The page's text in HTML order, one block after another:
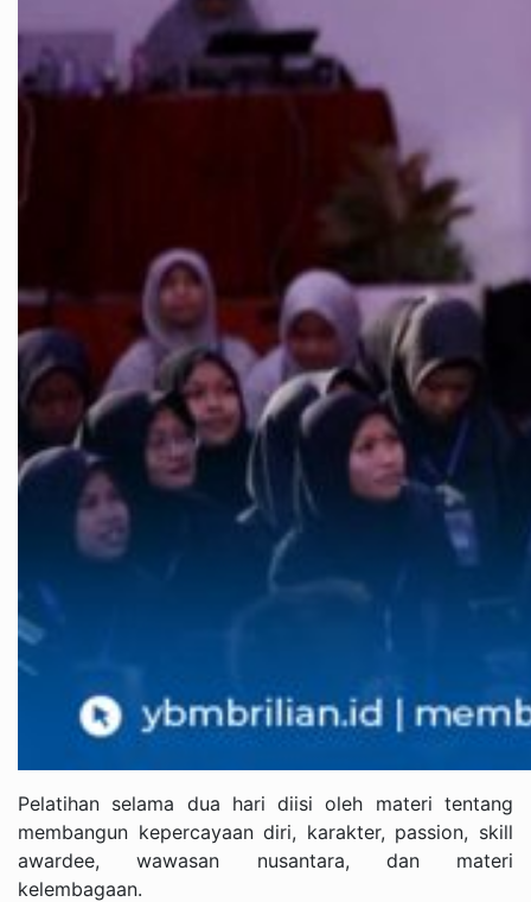
Pelatihan selama dua hari diisi oleh materi tentang
membangun kepercayaan diri, karakter, passion, skill
awardee, wawasan nusantara, dan materi
kelembagaan.